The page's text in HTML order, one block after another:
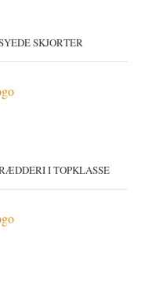
SKJORTER
I TOPKLASSE